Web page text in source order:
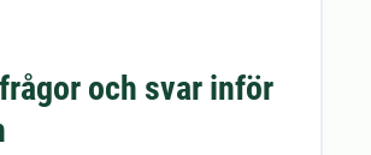
och svar inför